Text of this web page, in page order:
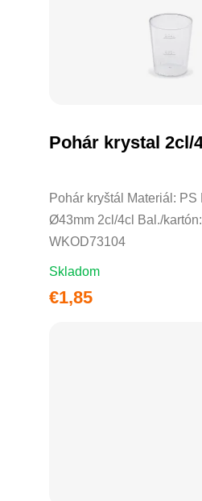
Pohár krystal 2cl/
Pohár kryštál Materiál: PS
Ø43mm 2cl/4cl Bal./
WKOD73104
Skladom
€1,85